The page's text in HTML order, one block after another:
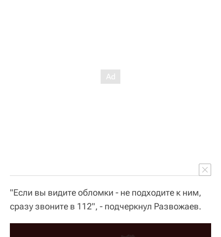
"Если вы видите обломки - не подходите к ним,
сразу звоните в 112", - подчеркнул Развожаев.